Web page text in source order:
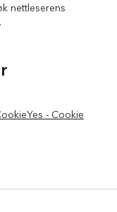
nettleserens
- Cookie